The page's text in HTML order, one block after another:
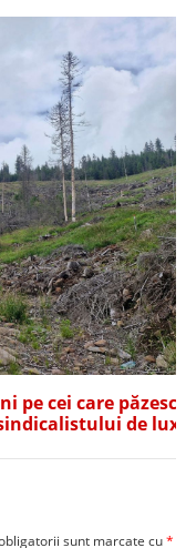
pe cei care păzesc
de lux
sunt marcate cu*